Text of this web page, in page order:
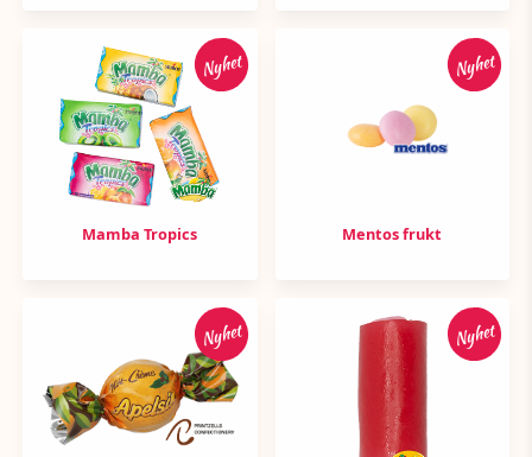
Nyhet
Mamba Tropics
Nyhet
Mentos frukt
Nyhet Nyhet